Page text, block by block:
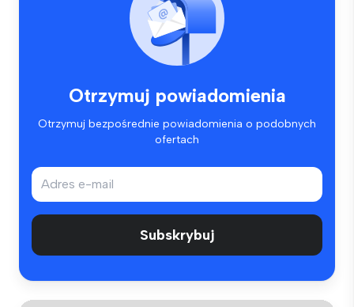
Otrzymuj powiadomienia
Otrzymuj bezpośrednie powiadomienia o podobnych
ofertach
Subskrybuj